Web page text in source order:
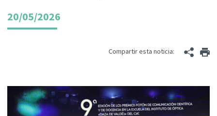
20/05/2026
Compartir esta noticia: